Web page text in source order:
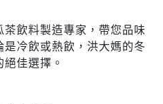
飲料製造專家，帶您品味
冷飲或熱飲，洪大媽的冬
佳選擇。